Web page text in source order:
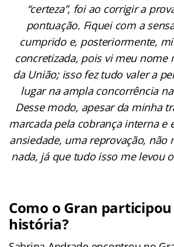
“certeza”, foi ao corrigir a
pontuação. Fiquei com a
cumprido e, posteriormente,
concretizada, pois vi meu nome
da União; isso fez tudo valer a
lugar na ampla concorrência na
Desse modo, apesar da minha
marcada pela cobrança interna e
ansiedade, uma reprovação, não
nada, já que tudo isso me levou
Como o Gran participou
história?